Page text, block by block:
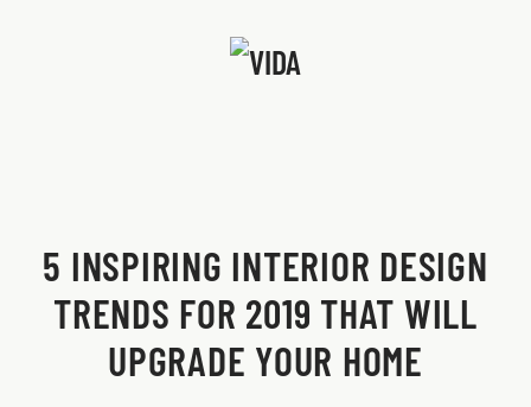
Skip to main content
5 INSPIRING INTERIOR DESIGN
TRENDS FOR 2019 THAT WILL
UPGRADE YOUR HOME